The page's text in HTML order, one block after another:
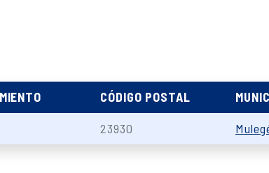
CÓDIGO POSTAL
23930